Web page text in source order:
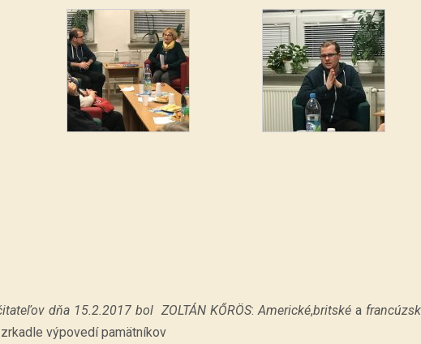
dňa 15.2.2017 bol ZOLTÁN KŐRÖS: Americké,britské a
výpovedí pamätníkov